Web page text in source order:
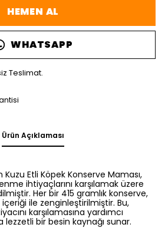
HEMEN AL
WHATSAPP
Teslimat.
Ürün Açıklaması
Etli Köpek Konserve Maması,
ihtiyaçlarını karşılamak üzere
Her bir 415 gramlık konserve,
ile zenginleştirilmiştir. Bu,
karşılamasına yardımcı
lezzetli bir besin kaynağı sunar.